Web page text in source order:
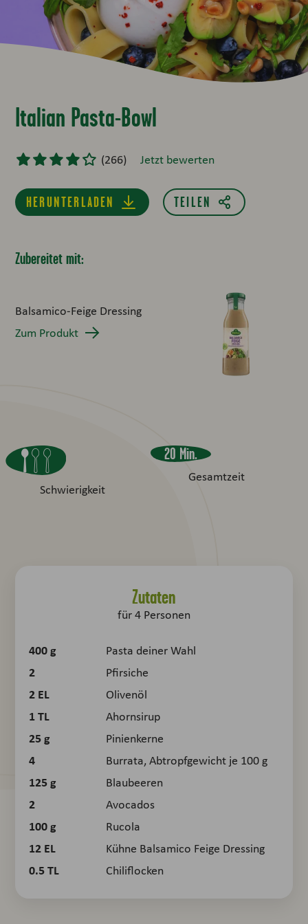
Italian Pasta-Bowl
(266) Jetzt bewerten
HERUNTERLADEN
Zubereitet mit:
Balsamico-Feige Dressing
Zum Produkt
Schwierigkeit
20 Min.
Gesamtzeit
Zutaten
für4Personen
400g Pasta deiner Wahl
2 Pfirsiche
2 EL Olivenöl
1TL Ahornsirup
25g Pinienkerne
4 Burrata, Abtropfgewicht je 100 g
125g Blaubeeren
2 Avocados
100g Rucola
12 EL Kühne Balsamico Feige Dressing
0.5TL Chiliflocken